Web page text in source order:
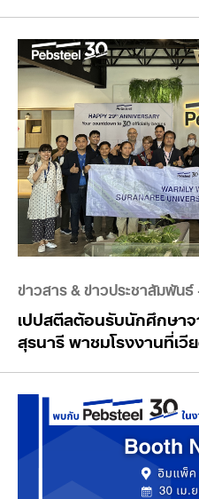
ข่าวสาร & ข่าวประชาสัมพันธ์
เปปสตีลต้อนรับนักศึกษา
สุรนารี พาชมโรงงานที่เวี